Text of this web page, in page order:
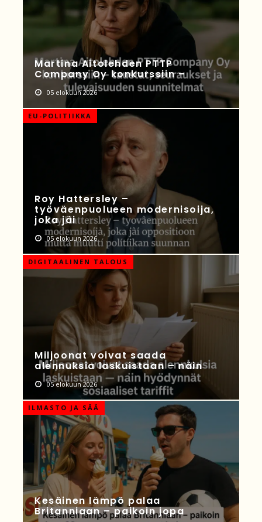
Martina Aitolehden PTTP
Company Oy konkurssiin –
05 elokuun 2026
EU-POLITIIKKA
Roy Hattersley –
työväenpuolueen modernisoija,
joka jäi
05 elokuun 2026
DIGITAALINEN TALOUS
Miljoonat voivat saada
alennuksia laskuistaan – näin
05 elokuun 2026
ILMASTO JA SÄÄ
Kesäinen lämpö palaa
Britanniaan – paikoin jopa